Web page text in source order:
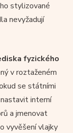
stylizované
nevyžadují
fyzického
v roztaženém
se státními
interní
a jmenovat
vyvěšení vlajky